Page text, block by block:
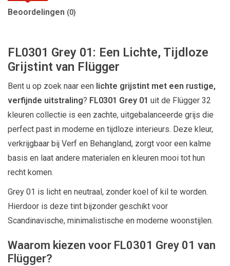
Beoordelingen (0)
FL0301 Grey 01: Een Lichte, Tijdloze
Grijstint van Flügger
Bent u op zoek naar een lichte grijstint met een rustige,
verfijnde uitstraling? FL0301 Grey 01 uit de Flügger 32
kleuren collectie is een zachte, uitgebalanceerde grijs die
perfect past in moderne en tijdloze interieurs. Deze kleur,
verkrijgbaar bij Verf en Behangland, zorgt voor een kalme
basis en laat andere materialen en kleuren mooi tot hun
recht komen.
Grey 01 is licht en neutraal, zonder koel of kil te worden.
Hierdoor is deze tint bijzonder geschikt voor
Scandinavische, minimalistische en moderne woonstijlen.
Waarom kiezen voor FL0301 Grey 01 van
Flügger?